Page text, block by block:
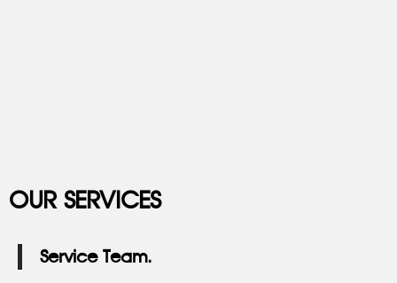
OUR SERVICES
Service Team.